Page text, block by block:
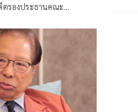
รองประธานคณะ